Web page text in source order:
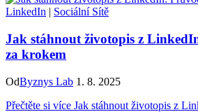
LinkedIn | Sociální Sítě
Jak stáhnout životopis z
za krokem
OdByznys Lab 1. 8. 2025
Přečtěte si více Jak stáhnout životopis z